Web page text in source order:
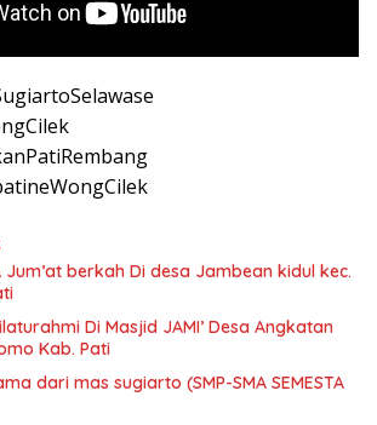
berkah Di desa Jambean kidul kec.
Di Masjid JAMI’ Desa Angkatan
Kab. Pati
dari mas sugiarto (SMP-SMA SEMESTA